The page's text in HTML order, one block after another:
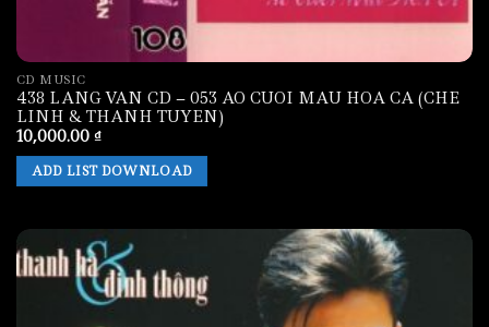
CD MUSIC
438 LANG VAN CD – 053 AO CUOI MAU HOA CA (CHE
LINH & THANH TUYEN)
10,000.00 ₫
ADD LIST DOWNLOAD